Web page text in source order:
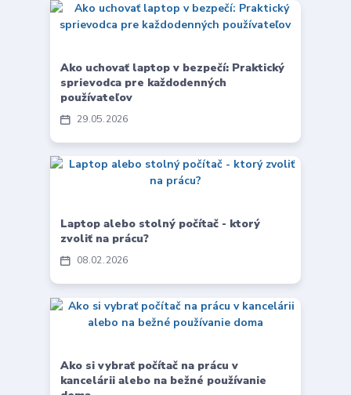
29 05 2026
Ako uchovať laptop v bezpečí: Praktický
sprievodca pre každodenných
používateľov
08 02 2026
Laptop alebo stolný počítač - ktorý
zvoliť na prácu?
Ako si vybrať počítač na prácu v
kancelárii alebo na bežné používanie